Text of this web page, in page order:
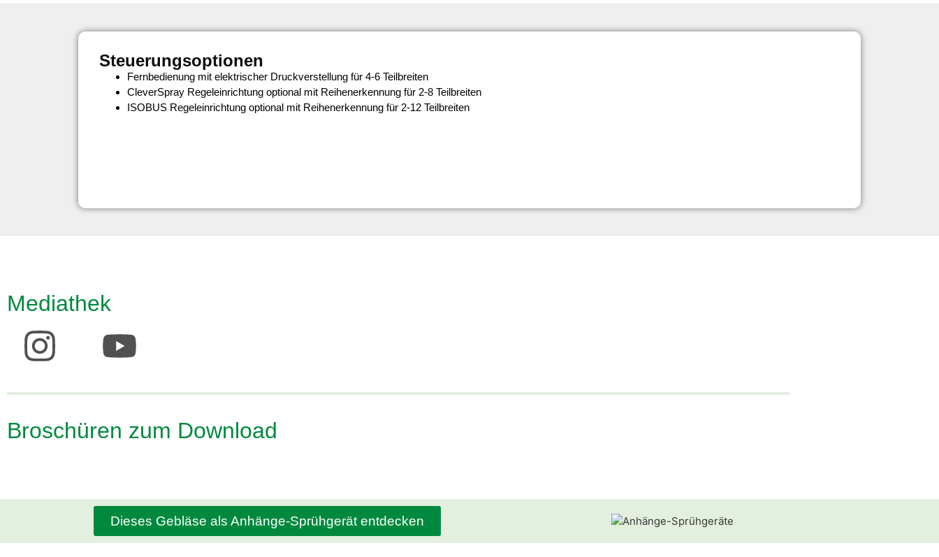
Steuerungsoptionen
Fernbedienung mit elektrischer Druckverstellung für 4-6 Teilbreiten
CleverSpray Regeleinrichtung optional mit Reihenerkennung für 2-8 Teilbreiten
ISOBUS Regeleinrichtung optional mit Reihenerkennung für 2-12 Teilbreiten
Mediathek
Broschüren zum Download
Dieses Gebläse als Anhänge-Sprühgerät entdecken